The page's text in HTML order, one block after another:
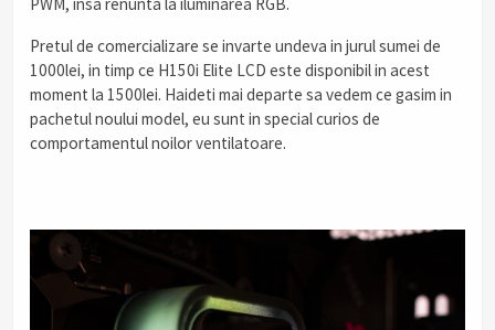
PWM, insa renunta la iluminarea RGB.
Pretul de comercializare se invarte undeva in jurul sumei de
1000lei, in timp ce H150i Elite LCD este disponibil in acest
moment la 1500lei. Haideti mai departe sa vedem ce gasim in
pachetul noului model, eu sunt in special curios de
comportamentul noilor ventilatoare.